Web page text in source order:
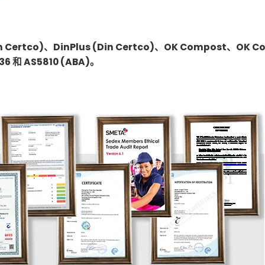
Certco)、DinPlus (Din Certco)、OK Compost、OK
和 AS5810 (ABA)。